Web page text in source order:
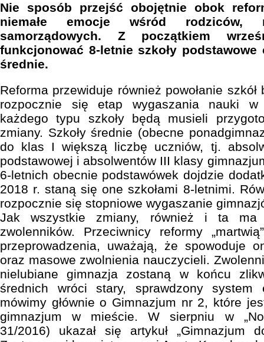
Nie sposób przejść obojętnie obok
niemałe emocje wśród rodziców,
samorządowych. Z początkiem
funkcjonować 8-letnie szkoły podstawowe
średnie.
Reforma przewiduje również powołanie
rozpocznie się etap wygaszania nauki w
każdego typu szkoły będą musieli
zmiany. Szkoły średnie (obecne
do klas I większą liczbę uczniów, tj.
podstawowej i absolwentów III klasy
6-letnich obecnie podstawówek dojdzie
2018 r. staną się one szkołami 8-letnimi.
rozpocznie się stopniowe wygaszanie
Jak wszystkie zmiany, również i ta ma
zwolenników. Przeciwnicy reformy
przeprowadzenia, uważają, że spowoduje
oraz masowe zwolnienia nauczycieli.
nielubiane gimnazja zostaną w końcu
średnich wróci stary, sprawdzony system
mówimy głównie o Gimnazjum nr 2, które
gimnazjum w mieście. W sierpniu w
31/2016) ukazał się artykuł „Gimnazjum